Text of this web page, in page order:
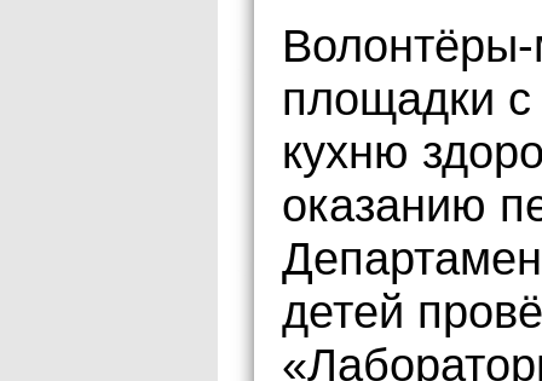
площадки с
кухню
оказанию
детей